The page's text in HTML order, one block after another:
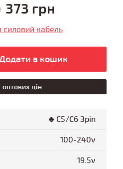
373 грн
силовий кабель
в кошик
оптових цін
♣ C5/C6 3pin
100-240v
19.5v